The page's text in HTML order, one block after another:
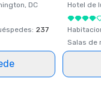
, DC
: 237
Hotel de
Salas de